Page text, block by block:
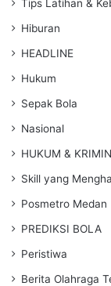
Tips Latihan &
Hiburan
HEADLINE
Hukum
Sepak Bola
Nasional
HUKUM &
Skill yang
Posmetro Medan
PREDIKSI BOLA
Peristiwa
Berita Olahraga